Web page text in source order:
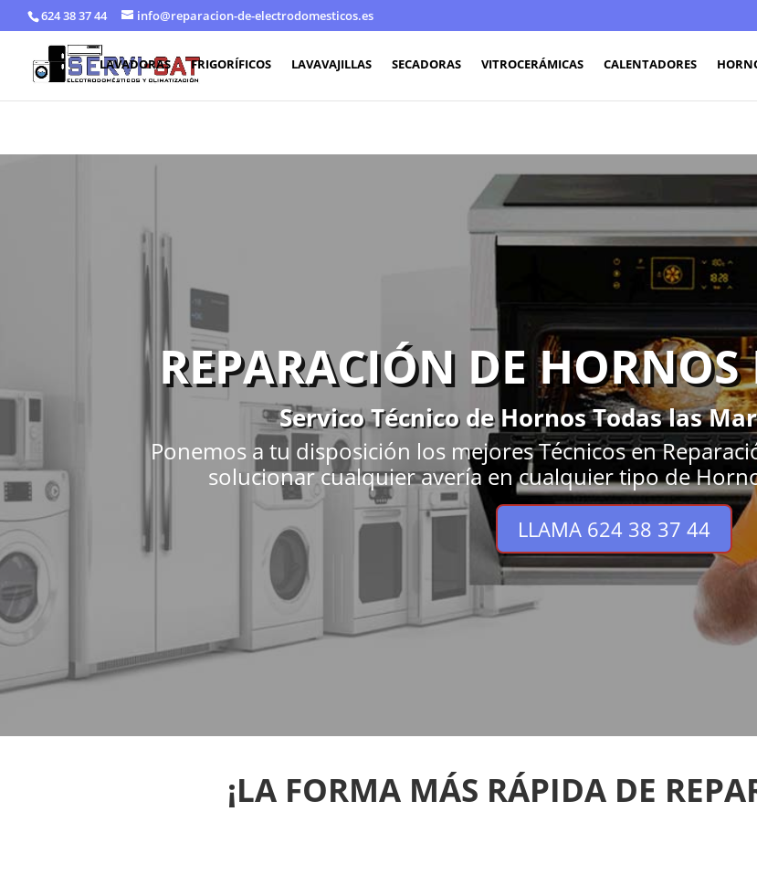
624 38 37 44 info@reparacion-de-electrodomesticos.es
LAVADORAS FRIGORÍFICOS LAVAVAJILLAS SECADORAS VITROCERÁMICAS CALENTADORES
REPARACIÓN DE
Servico Técnico de Hornos Todas las
Ponemos a tu disposición los mejores Técnicos en
solucionar cualquier avería en cualquier tipo de
LLAMA 624 38 37 44
¡LA FORMA MÁS RÁPIDA DE